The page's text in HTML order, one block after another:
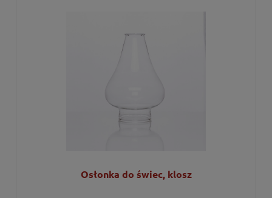
Osłonka do świec, klosz